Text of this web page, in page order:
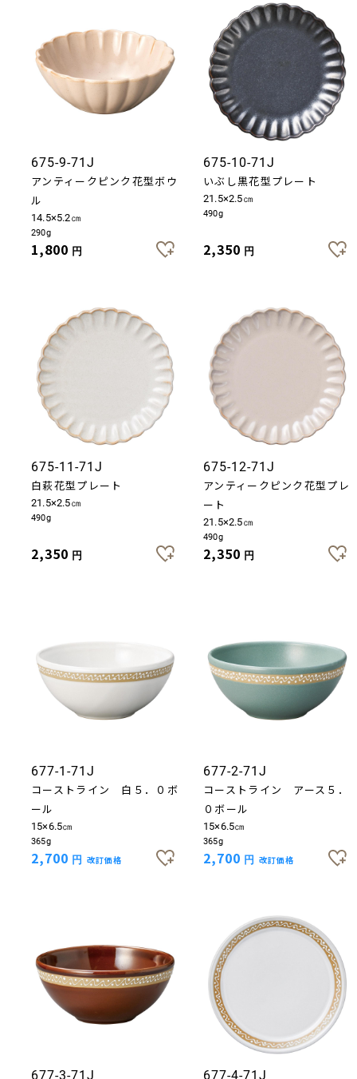
675-9-71J
アンティークピンク花型ボウ
ル
14.5×5.2㎝
290g
1,800 円
675-10-71J
いぶし黒花型プレート
21.5×2.5㎝
490g
2,350 円
675-11-71J
白萩花型プレート
21.5×2.5㎝
490g
2,350 円
675-12-71J
アンティークピンク花型プレ
ート
21.5×2.5㎝
490g
2,350 円
677-1-71J
コーストライン 白５．０ボ
ール
15×6.5㎝
365g
2,700 円 改訂価格
677-2-71J
コーストライン アース５．
０ボール
15×6.5㎝
365g
2,700 円 改訂価格
677-3-71J 677-4-71J